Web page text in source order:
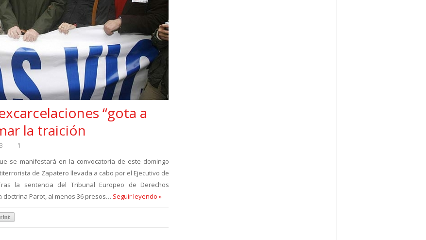
“gota a
la traición
1
se manifestará en la convocatoria de este domingo
de Zapatero llevada a cabo por el Ejecutivo de
Tras la sentencia del Tribunal Europeo de Derechos
Parot, al menos 36 presos… Seguir leyendo »